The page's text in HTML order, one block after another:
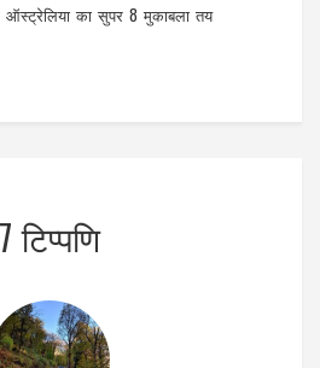
का सुपर 8 मुकाबला तय
7 टिप्पणि